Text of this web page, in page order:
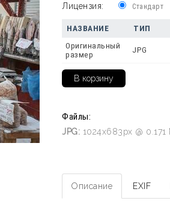
Лицензия: Стандарт
НАЗВАНИЕ ТИП
Оригинальный
размер
JPG
Файлы:
JPG: 1024x683px @ 0.171
Описание EXIF